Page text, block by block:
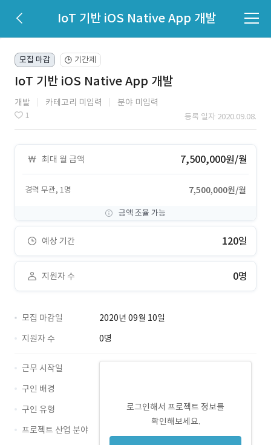
IoT 기반 iOS Native App 개발
모집 마감 🕒 기간제
IoT 기반 iOS Native App 개발
개발 카테고리 미입력 분야 미입력
1 등록 일자 2020.09.08.
최대 월 금액 7,500,000원/월
경력 무관, 1명 7,500,000원/월
금액 조율 가능
예상 기간 120일
지원자 수 0명
모집 마감일
2020년 09월 10일
지원자 수
0명
로그인해서 프로젝트 정보를
확인해보세요.
근무 시작일
구인 배경
구인 유형
프로젝트 산업 분야